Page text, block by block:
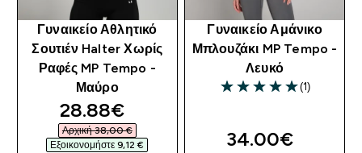
Γυναικείο Αθλητικό
Σουτιέν Halter Χωρίς
Ραφές MP Tempo -
Μαύρο
discounted price
28.88€‎
Αρχική 38,00 €‎
Εξοικονομήστε 9,12 €‎
Γυναικείο Αμάνικο
Μπλουζάκι MP Tempo -
Λευκό
5 out of 5 stars
(1)
34.00€‎